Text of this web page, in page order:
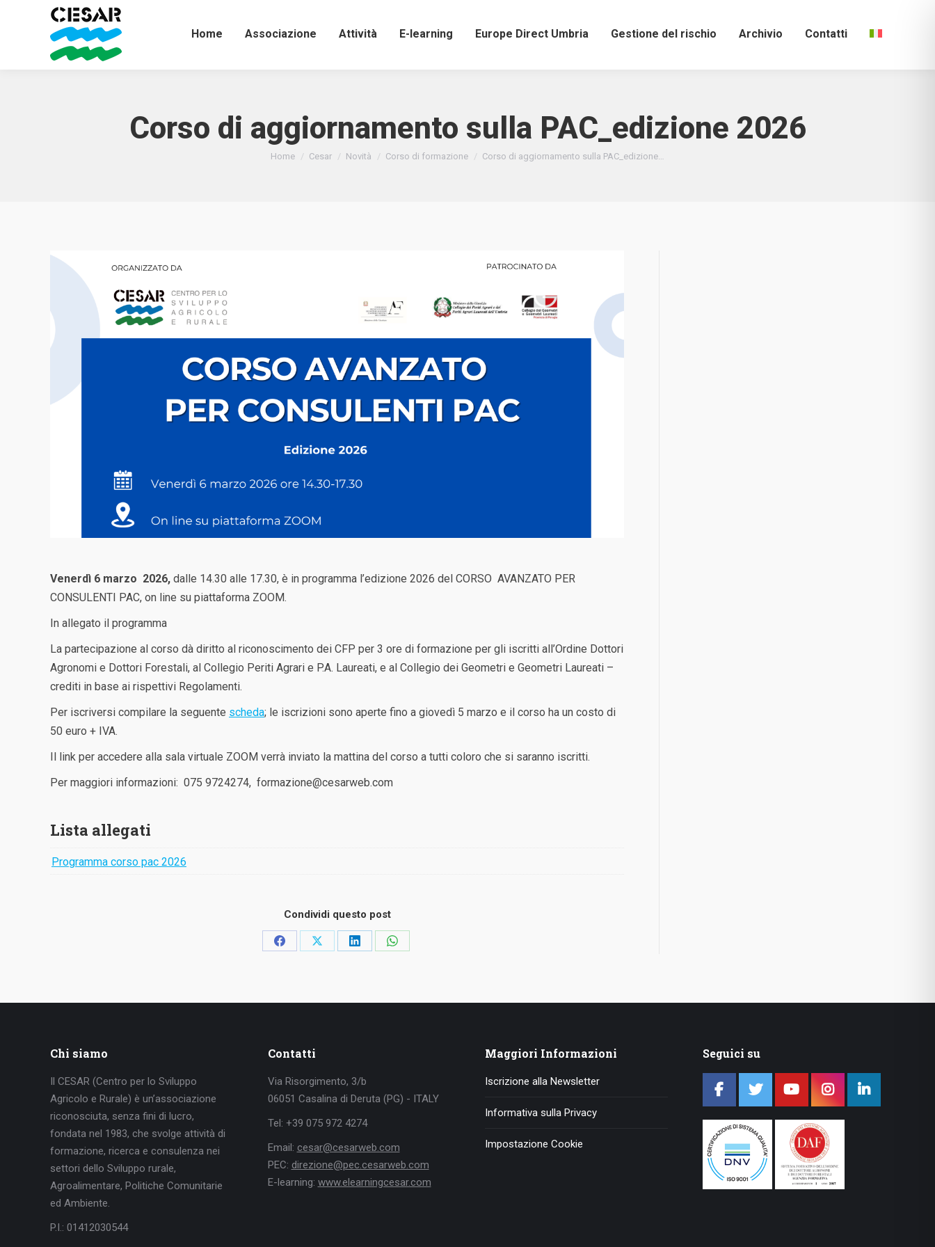
Home Associazione Attività E-learning Europe Direct Umbria Gestione del rischio Archivio Contatti
Corso di aggiornamento sulla PAC_edizione 2026
Tu sei qui:
Home Cesar Novità Corso di formazione Corso di aggiornamento sulla PAC_edizione…
Venerdì 6 marzo 2026, dalle 14.30 alle 17.30, è in programma l’edizione 2026 del CORSO AVANZATO PER
CONSULENTI PAC, on line su piattaforma ZOOM.
In allegato il programma
La partecipazione al corso dà diritto al riconoscimento dei CFP per 3 ore di formazione per gli iscritti all’Ordine Dottori
Agronomi e Dottori Forestali, al Collegio Periti Agrari e P.A. Laureati, e al Collegio dei Geometri e Geometri Laureati –
crediti in base ai rispettivi Regolamenti.
Per iscriversi compilare la seguente scheda; le iscrizioni sono aperte fino a giovedì 5 marzo e il corso ha un costo di
50 euro + IVA.
Il link per accedere alla sala virtuale ZOOM verrà inviato la mattina del corso a tutti coloro che si saranno iscritti.
Per maggiori informazioni: 075 9724274, formazione@cesarweb.com
Lista allegati
Programma corso pac 2026
Condividi questo post
CondividiCondividiCondividiCondividi
Chi siamo
Il CESAR (Centro per lo Sviluppo
Agricolo e Rurale) è un’associazione
riconosciuta, senza fini di lucro,
fondata nel 1983, che svolge attività di
formazione, ricerca e consulenza nei
settori dello Sviluppo rurale,
Agroalimentare, Politiche Comunitarie
ed Ambiente.
P.I.: 01412030544
Contatti
Via Risorgimento, 3/b
06051 Casalina di Deruta (PG) - ITALY
Tel: +39 075 972 4274
Email: cesar@cesarweb.com
PEC: direzione@pec.cesarweb.com
E-learning: www.elearningcesar.com
Maggiori Informazioni
Iscrizione alla Newsletter
Informativa sulla Privacy
Impostazione Cookie
Seguici su